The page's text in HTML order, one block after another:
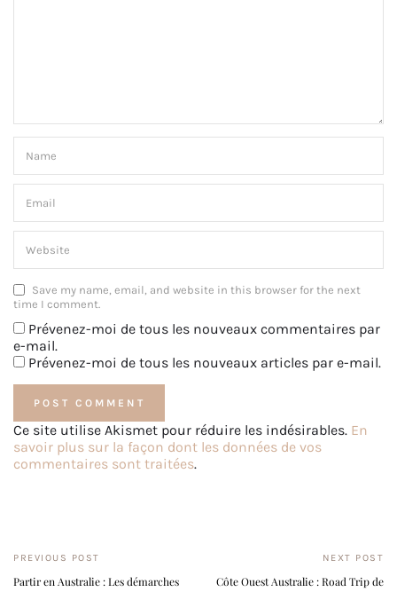
Save my name, email, and website in this browser for the next
time I comment.
Prévenez-moi de tous les nouveaux commentaires par
e-mail.
Prévenez-moi de tous les nouveaux articles par e-mail.
Ce site utilise Akismet pour réduire les indésirables. En
savoir plus sur la façon dont les données de vos
commentaires sont traitées.
PREVIOUS POST
Partir en Australie : Les démarches
NEXT POST
Côte Ouest Australie : Road Trip de